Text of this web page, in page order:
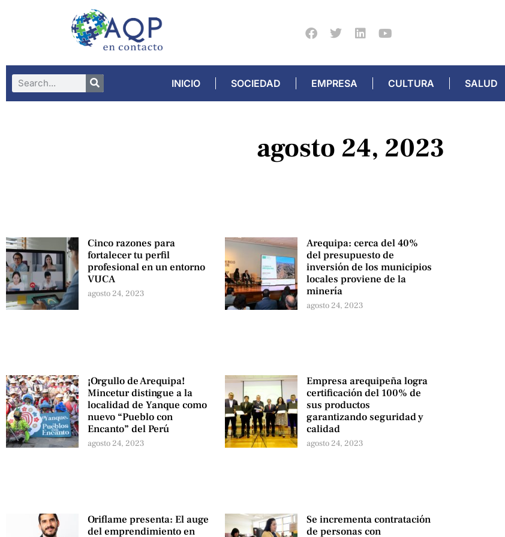
INICIO SOCIEDAD EMPRESA CULTURA SALUD
agosto 24, 2023
Cinco razones para
fortalecer tu perfil
profesional en un entorno
VUCA
agosto 24, 2023
Arequipa: cerca del 40%
del presupuesto de
inversión de los municipios
locales proviene de la
minería
agosto 24, 2023
¡Orgullo de Arequipa!
Mincetur distingue a la
localidad de Yanque como
nuevo “Pueblo con
Encanto” del Perú
agosto 24, 2023
Empresa arequipeña logra
certificación del 100% de
sus productos
garantizando seguridad y
calidad
agosto 24, 2023
Oriflame presenta: El auge
del emprendimiento en
Se incrementa contratación
de personas con